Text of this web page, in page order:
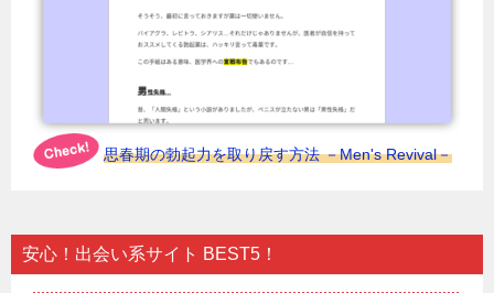
思春期の勃起力を取り戻す方法 －Men's Revival－
安心！出会い系サイト BEST5！